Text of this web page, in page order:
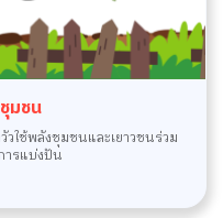
มชน
ใช้พลังชุมชนและเยาวชนร่วม
ารแบ่งปัน